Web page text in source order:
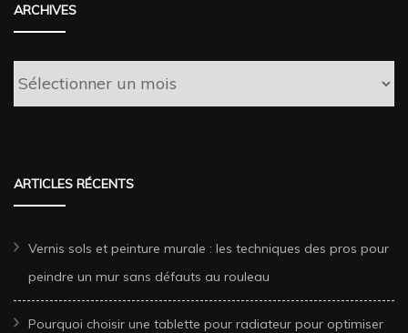
ARCHIVES
Archives
ARTICLES RÉCENTS
Vernis sols et peinture murale : les techniques des pros pour
peindre un mur sans défauts au rouleau
Pourquoi choisir une tablette pour radiateur pour optimiser